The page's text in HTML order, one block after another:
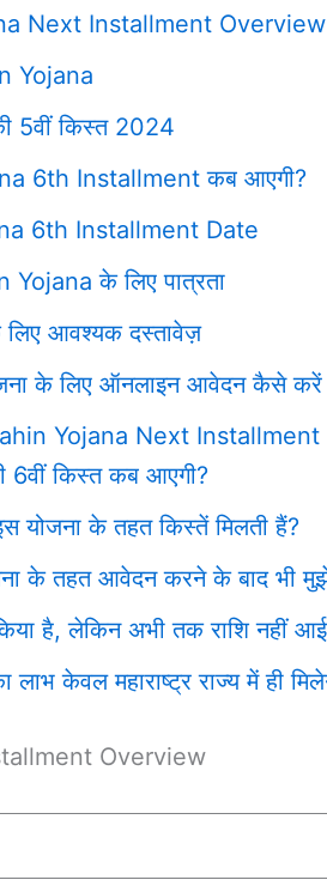
Next Installment Overview
Yojana
5वीं किस्त 2024
6th Installment कब आएगी?
6th Installment Date
के लिए पात्रता
लिए आवश्यक दस्तावेज़
के लिए ऑनलाइन आवेदन कैसे करें
Yojana Next Installment
6वीं किस्त कब आएगी?
योजना के तहत किस्तें मिलती हैं?
के तहत आवेदन करने के बाद भी मुझे
है, लेकिन अभी तक राशि नहीं आई,
लाभ केवल महाराष्ट्र राज्य में ही
Overview